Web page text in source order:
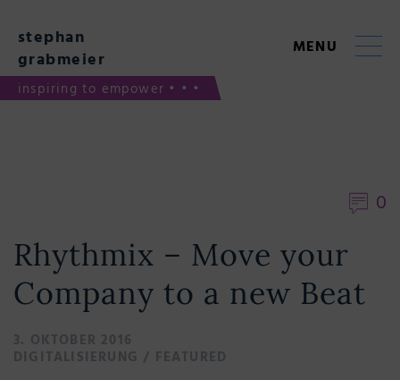
content
stephan
grabmeier
inspiring to empower • • •
MENU
0
Rhythmix – Move your
Company to a new Beat
3. OKTOBER 2016
DIGITALISIERUNG / FEATURED